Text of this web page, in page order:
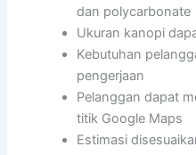
dan polycarbonate
Ukuran kanopi
Kebutuhan
pengerjaan
Pelanggan dapat
titik Google Maps
Estimasi